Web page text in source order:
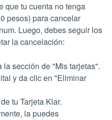
que tu cuenta no tenga
pesos) para cancelar
Luego, debes seguir los
la cancelación:
la sección de "Mis tarjetas".
y da clic en "Eliminar
tu Tarjeta Klar.
la puedes